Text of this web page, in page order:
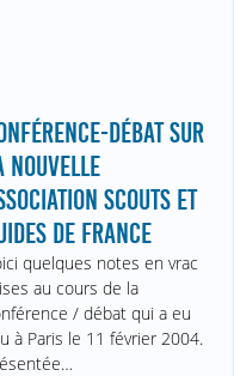
DÉBAT SUR
NOUVELLE
SCOUTS ET
DE FRANCE
quelques notes en vrac
au cours de la
/ débat qui a eu
à Paris le 11 février 2004.